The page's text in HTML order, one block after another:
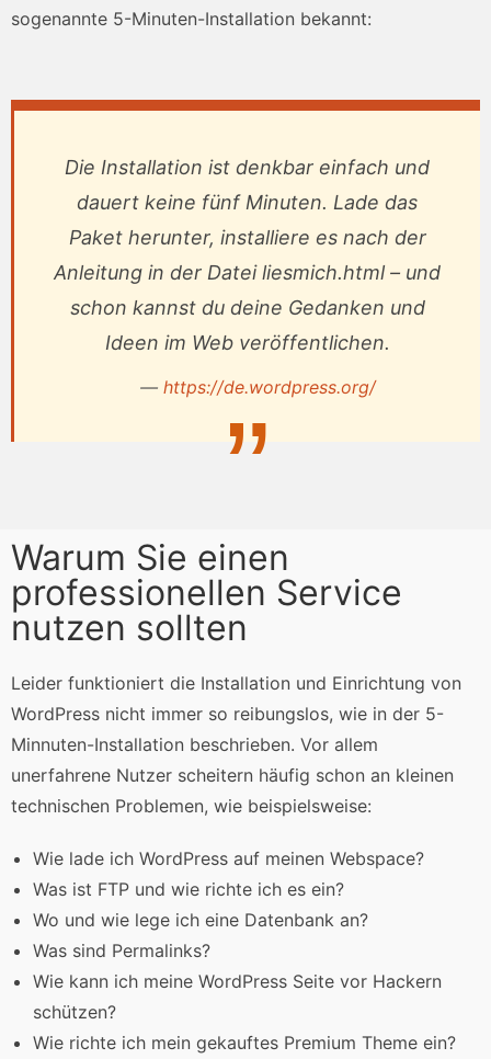
sogenannte 5-Minuten-Installation bekannt:
Die Installation ist denkbar einfach und
dauert keine fünf Minuten. Lade das
Paket herunter, installiere es nach der
Anleitung in der Dateiliesmich.html– und
schon kannst du deine Gedanken und
Ideen im Web veröffentlichen.
https://de.wordpress.org/
Warum Sie einen
professionellen Service
nutzen sollten
Leider funktioniert die Installation und Einrichtung von
WordPress nicht immer so reibungslos, wie in der 5-
Minnuten-Installation beschrieben. Vor allem
unerfahrene Nutzer scheitern häufig schon an kleinen
technischen Problemen, wie beispielsweise:
Wie lade ich WordPress auf meinen Webspace?
Was ist FTP und wie richte ich es ein?
Wo und wie lege ich eine Datenbank an?
Was sind Permalinks?
Wie kann ich meine WordPress Seite vor Hackern
schützen?
Wie richte ich mein gekauftes Premium Theme ein?